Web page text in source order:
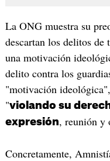
La ONG muestra su
descartan los delitos
una motivación
delito contra los
"motivación
"violando su
expresión, reunión y
Concretamente,